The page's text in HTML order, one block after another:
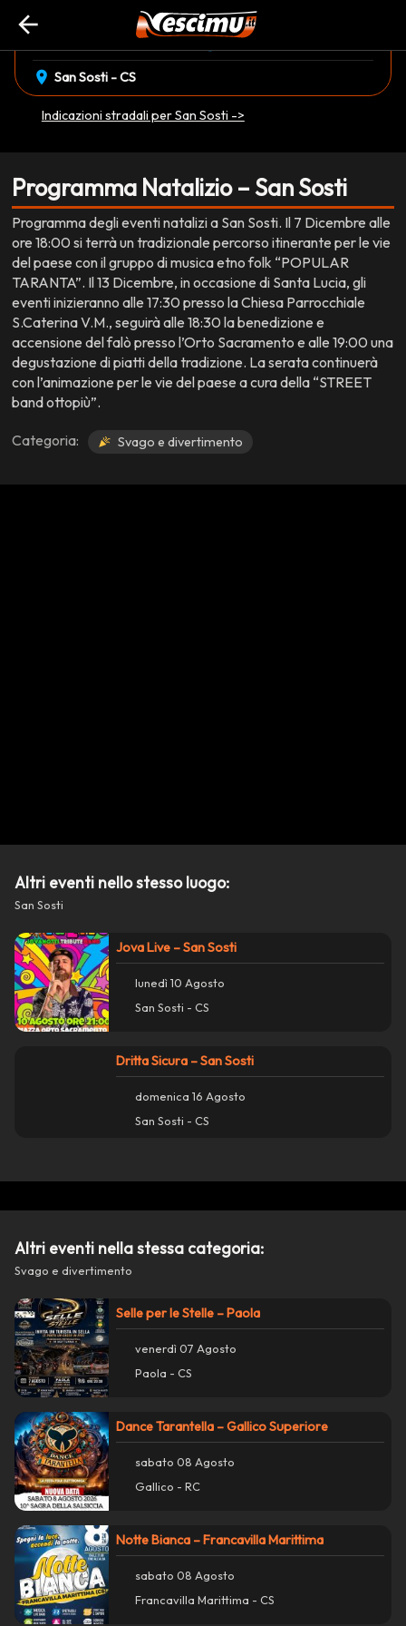
arrow_back
Condividi su Facebook
report_problem Segnala un problema con questo evento
EVENTO CONCLUSO
domenica 07 Dicembre 18:00
location_on San Sosti - CS
Indicazioni stradali per San Sosti ->
Programma Natalizio – San Sosti
Programma degli eventi natalizi a San Sosti. Il 7 Dicembre alle
ore 18:00 si terrà un tradizionale percorso itinerante per le vie
del paese con il gruppo di musica etno folk “POPULAR
TARANTA”. Il 13 Dicembre, in occasione di Santa Lucia, gli
eventi inizieranno alle 17:30 presso la Chiesa Parrocchiale
S.Caterina V.M., seguirà alle 18:30 la benedizione e
accensione del falò presso l’Orto Sacramento e alle 19:00 una
degustazione di piatti della tradizione. La serata continuerà
con l’animazione per le vie del paese a cura della “STREET
band ottopiù”.
Categoria: Svago e divertimento
Altri eventi nello stesso luogo:
San Sosti
Jova Live – San Sosti
lunedì 10 Agosto
San Sosti - CS
Dritta Sicura – San Sosti
domenica 16 Agosto
San Sosti - CS
Altri eventi nella stessa categoria:
Svago e divertimento
Selle per le Stelle – Paola
venerdì 07 Agosto
Paola - CS
Dance Tarantella – Gallico Superiore
sabato 08 Agosto
Gallico - RC
Notte Bianca – Francavilla Marittima
sabato 08 Agosto
Francavilla Marittima - CS